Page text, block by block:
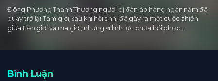
Đông Phương Thanh Thương người bị đàn áp hàng ngàn năm đã
quay trở lại Tam giới, sau khi hồi sinh, đã gây ra một cuộc chiến
giữa tiên giới và ma giới, nhưng vì linh lực chưa hồi phục…
Bình Luận